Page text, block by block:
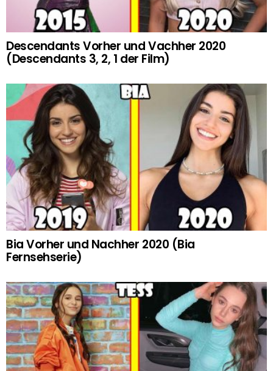
Descendants Vorher und Vachher 2020
(Descendants 3, 2, 1 der Film)
Bia Vorher und Nachher 2020 (Bia
Fernsehserie)